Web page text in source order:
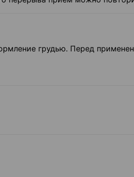
грудью. Перед